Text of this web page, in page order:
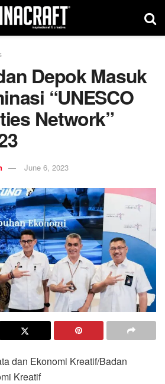
Depok Masuk
“UNESCO
Network”
June 6, 2023
dan Ekonomi Kreatif/Badan
Kreatif